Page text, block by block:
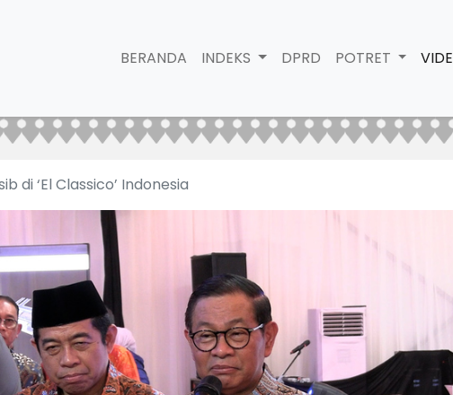
BERANDA INDEKS DPRD POTRET
di ‘El Classico’ Indonesia